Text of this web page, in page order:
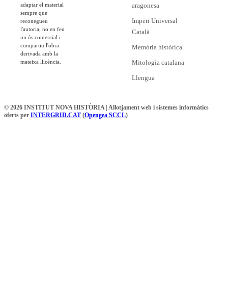
adaptar el material
sempre que
reconegueu
l'autoria, no en feu
un ús comercial i
compartiu l'obra
derivada amb la
mateixa llicència.
aragonesa
Imperi Universal
Català
Memòria històrica
Mitologia catalana
Llengua
© 2026 INSTITUT NOVA HISTÒRIA | Allotjament web i sistemes informàtics
oferts per INTERGRID.CAT (Opengea SCCL)